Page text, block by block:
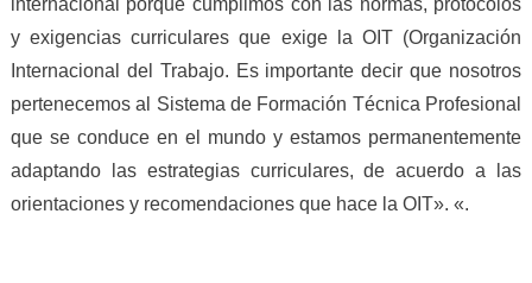
internacional porque cumplimos con las normas, protocolos
y exigencias curriculares que exige la OIT (Organización
Internacional del Trabajo. Es importante decir que nosotros
pertenecemos al Sistema de Formación Técnica Profesional
que se conduce en el mundo y estamos permanentemente
adaptando las estrategias curriculares, de acuerdo a las
orientaciones y recomendaciones que hace la OIT». «.